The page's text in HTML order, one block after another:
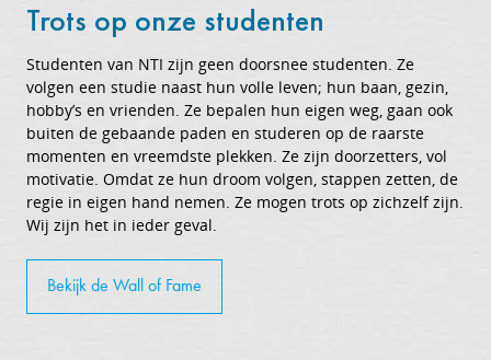
Trots op onze studenten
Studenten van NTI zijn geen doorsnee studenten. Ze
volgen een studie naast hun volle leven; hun baan, gezin,
hobby’s en vrienden. Ze bepalen hun eigen weg, gaan ook
buiten de gebaande paden en studeren op de raarste
momenten en vreemdste plekken. Ze zijn doorzetters, vol
motivatie. Omdat ze hun droom volgen, stappen zetten, de
regie in eigen hand nemen. Ze mogen trots op zichzelf zijn.
Wij zijn het in ieder geval.
Bekijk de Wall of Fame